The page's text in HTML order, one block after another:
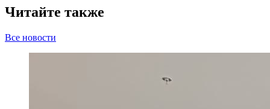
Читайте также
Все новости